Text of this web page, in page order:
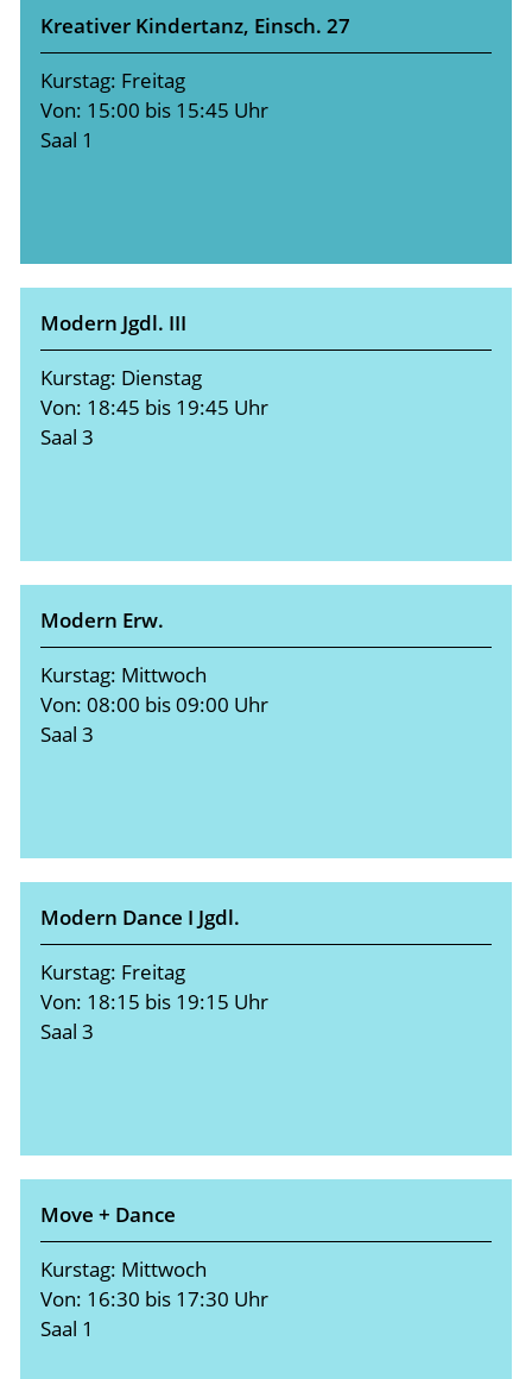
Kreativer Kindertanz, Einsch. 27
Kurstag: Freitag
Von: 15:00 bis 15:45 Uhr
Saal 1
Modern Jgdl. III
Kurstag: Dienstag
Von: 18:45 bis 19:45 Uhr
Saal 3
Modern Erw.
Kurstag: Mittwoch
Von: 08:00 bis 09:00 Uhr
Saal 3
Modern Dance I Jgdl.
Kurstag: Freitag
Von: 18:15 bis 19:15 Uhr
Saal 3
Move + Dance
Kurstag: Mittwoch
Von: 16:30 bis 17:30 Uhr
Saal 1